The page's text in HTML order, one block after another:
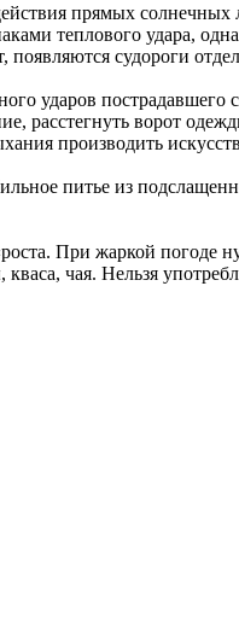
прямых
теплового удара,
появляются судороги
ударов пострадавшего
расстегнуть ворот
производить
питье из
При жаркой
чая. Нельзя